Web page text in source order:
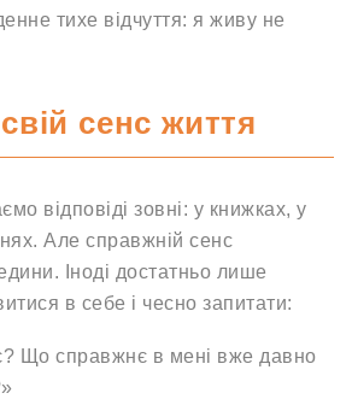
тихе відчуття: я живу не
сенс життя
відповіді зовні: у книжках, у
Але справжній сенс
Іноді достатньо лише
в себе і чесно запитати:
Що справжнє в мені вже давно